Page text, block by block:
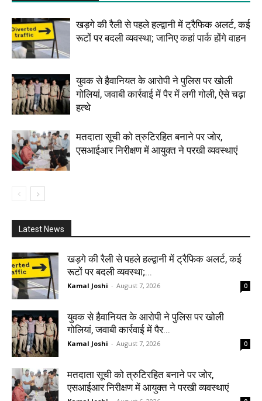
खड़गे की रैली से पहले हल्द्वानी में ट्रैफिक अलर्ट, कई
रूटों पर बदली व्यवस्था; जानिए कहां पार्क होंगे वाहन
युवक से हैवानियत के आरोपी ने पुलिस पर खोली
गोलियां, जवाबी कार्रवाई में पैर में लगी गोली, ऐसे चढ़ा
हत्थे
मतदाता सूची को त्रुटिरहित बनाने पर जोर,
एसआईआर निरीक्षण में आयुक्त ने परखी व्यवस्थाएं
Latest News
खड़गे की रैली से पहले हल्द्वानी में ट्रैफिक अलर्ट, कई
रूटों पर बदली व्यवस्था;...
Kamal Joshi - August 7, 2026 0
युवक से हैवानियत के आरोपी ने पुलिस पर खोली
गोलियां, जवाबी कार्रवाई में पैर...
Kamal Joshi - August 7, 2026 0
मतदाता सूची को त्रुटिरहित बनाने पर जोर,
एसआईआर निरीक्षण में आयुक्त ने परखी व्यवस्थाएं